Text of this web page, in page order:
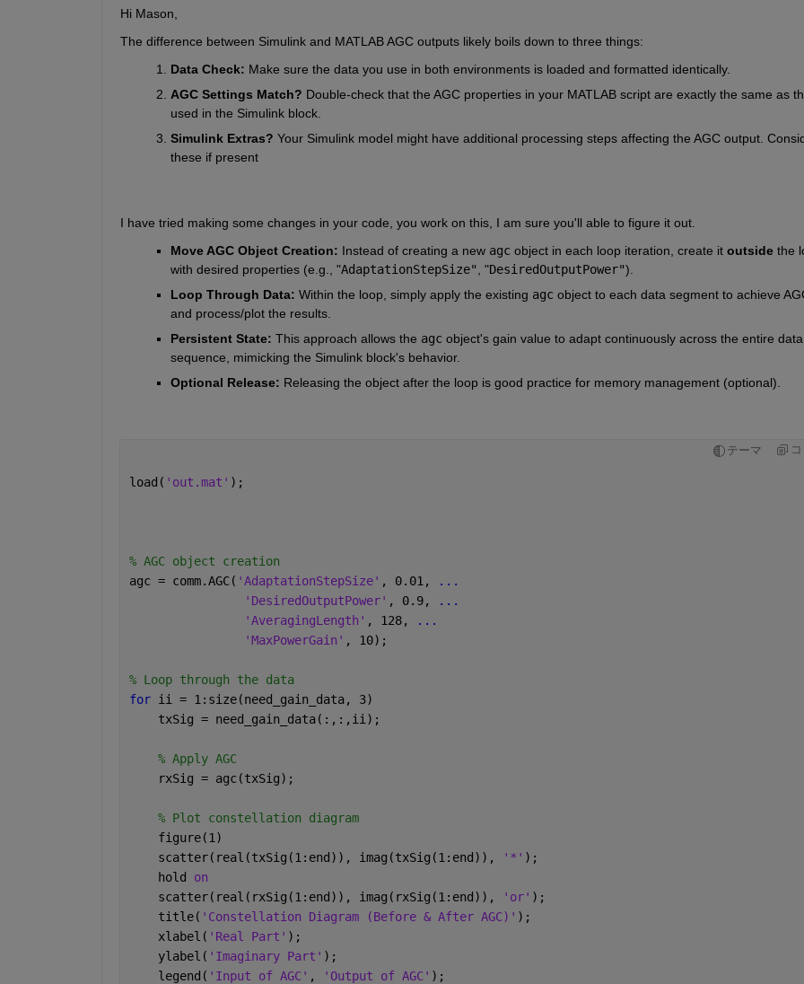
Hi Mason,
The difference between Simulink and MATLAB AGC outputs likely boils down to three things:
Data Check: Make sure the data you use in both environments is loaded and formatted identically.
AGC Settings Match? Double-check that the AGC properties in your MATLAB script are exactly the same as
used in the Simulink block.
Simulink Extras? Your Simulink model might have additional processing steps affecting the AGC output.
these if present
I have tried making some changes in your code, you work on this, I am sure you'll able to figure it out.
Move AGC Object Creation: Instead of creating a new agc object in each loop iteration, create it outside the
with desired properties (e. g., "AdaptationStepSize" "DesiredOutputPower").
Loop Through Data: Within the loop, simply apply the existing agc object to each data segment to achieve
and process/plot the results.
Persistent State: This approach allows the agc object's gain value to adapt continuously across the entire data
sequence,
mimicking the Simulink block's behavior.
Optional Release: Releasing the object after the loop is good practice for memory management (optional).
テーマ
load( 'out.mat' );
% AGC object creation
agc = comm.AGC( 'AdaptationStepSize' , 0.01,
...
'DesiredOutputPower' , 0.9,
...
'AveragingLength' , 128,
...
'MaxPowerGain' , 10);
% Loop through the data
for ii = 1:size(need_gain_data, 3)
    txSig = need_gain_data(:,:,ii);
% Apply AGC
    rxSig = agc(txSig);
% Plot constellation diagram
    figure(1)
    scatter(real(txSig(1:end)), imag(txSig(1:end)),
'*' );
    hold
on
    scatter(real(rxSig(1:end)), imag(rxSig(1:end)),
'or' );
    title(
'Constellation Diagram (Before & After AGC)' );
    xlabel(
'Real Part' );
    ylabel(
'Imaginary Part' );
    legend(
'Input of AGC' , 'Output of AGC' );